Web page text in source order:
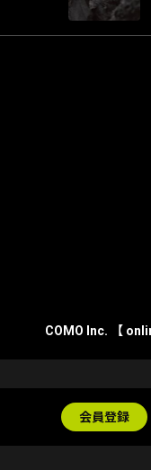
COMO Inc. 【
会員登録